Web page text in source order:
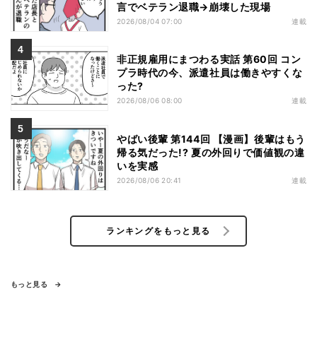
言でベテラン退職→崩壊した現場
2026/08/04 07:00 連載
非正規雇用にまつわる実話 第60回 コン
プラ時代の今、派遣社員は働きやすくな
った?
2026/08/06 08:00 連載
やばい後輩 第144回 【漫画】後輩はもう
帰る気だった!? 夏の外回りで価値観の違
いを実感
2026/08/06 20:41 連載
ランキングをもっと見る
もっと見る